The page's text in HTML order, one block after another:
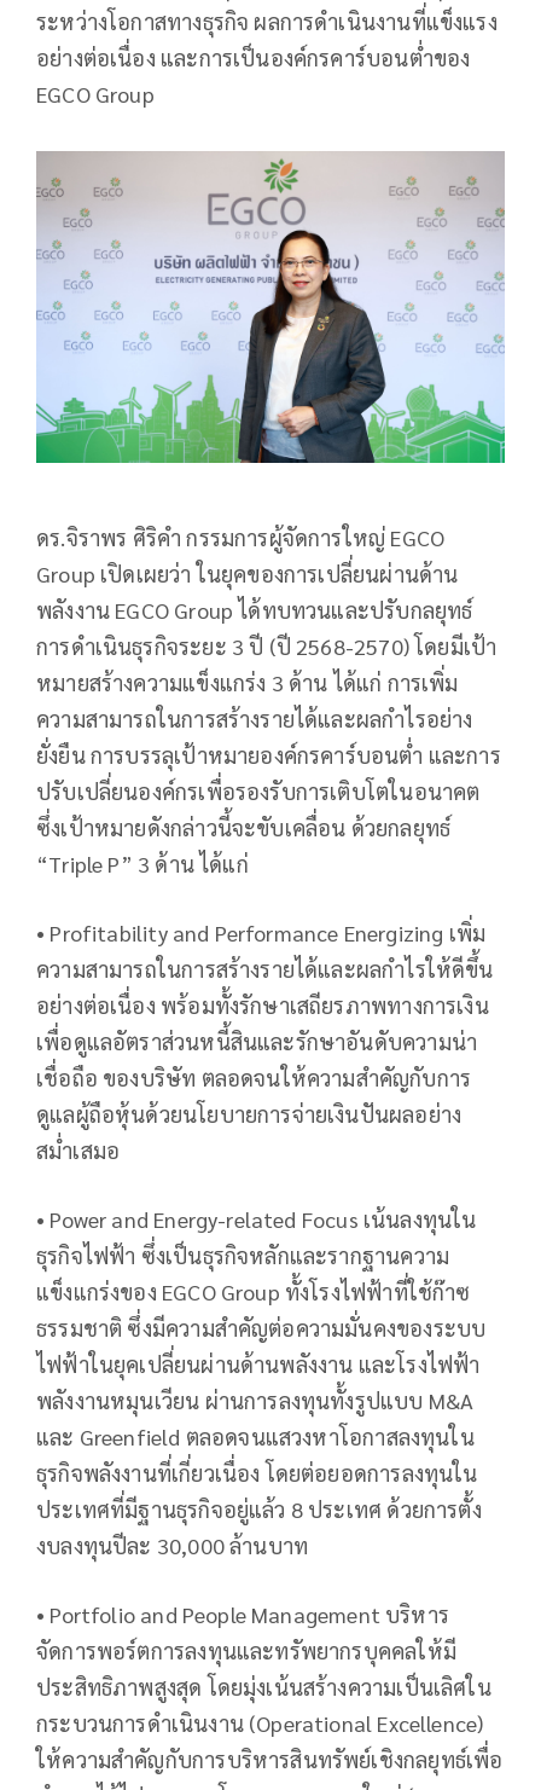
ระหว่างโอกาสทางธุรกิจ ผลการดำเนินงานที่แข็งแรง
อย่างต่อเนื่อง และการเป็นองค์กรคาร์บอนต่ำของ
EGCO Group
ดร.จิราพร ศิริคำ กรรมการผู้จัดการใหญ่ EGCO
Group เปิดเผยว่า ในยุคของการเปลี่ยนผ่านด้าน
พลังงาน EGCO Group ได้ทบทวนและปรับกลยุทธ์
การดำเนินธุรกิจระยะ 3 ปี (ปี 2568-2570) โดยมีเป้า
หมายสร้างความแข็งแกร่ง 3 ด้าน ได้แก่ การเพิ่ม
ความสามารถในการสร้างรายได้และผลกำไรอย่าง
ยั่งยืน การบรรลุเป้าหมายองค์กรคาร์บอนต่ำ และการ
ปรับเปลี่ยนองค์กรเพื่อรองรับการเติบโตในอนาคต
ซึ่งเป้าหมายดังกล่าวนี้จะขับเคลื่อน ด้วยกลยุทธ์
“Triple P” 3 ด้าน ได้แก่
• Profitability and Performance Energizing เพิ่ม
ความสามารถในการสร้างรายได้และผลกำไรให้ดีขึ้น
อย่างต่อเนื่อง พร้อมทั้งรักษาเสถียรภาพทางการเงิน
เพื่อดูแลอัตราส่วนหนี้สินและรักษาอันดับความน่า
เชื่อถือ ของบริษัท ตลอดจนให้ความสำคัญกับการ
ดูแลผู้ถือหุ้นด้วยนโยบายการจ่ายเงินปันผลอย่าง
สม่ำเสมอ
• Power and Energy-related Focus เน้นลงทุนใน
ธุรกิจไฟฟ้า ซึ่งเป็นธุรกิจหลักและรากฐานความ
แข็งแกร่งของ EGCO Group ทั้งโรงไฟฟ้าที่ใช้ก๊าซ
ธรรมชาติ ซึ่งมีความสำคัญต่อความมั่นคงของระบบ
ไฟฟ้าในยุคเปลี่ยนผ่านด้านพลังงาน และโรงไฟฟ้า
พลังงานหมุนเวียน ผ่านการลงทุนทั้งรูปแบบ M&A
และ Greenfield ตลอดจนแสวงหาโอกาสลงทุนใน
ธุรกิจพลังงานที่เกี่ยวเนื่อง โดยต่อยอดการลงทุนใน
ประเทศที่มีฐานธุรกิจอยู่แล้ว 8 ประเทศ ด้วยการตั้ง
งบลงทุนปีละ 30,000 ล้านบาท
• Portfolio and People Management บริหาร
จัดการพอร์ตการลงทุนและทรัพยากรบุคคลให้มี
ประสิทธิภาพสูงสุด โดยมุ่งเน้นสร้างความเป็นเลิศใน
กระบวนการดำเนินงาน (Operational Excellence)
ให้ความสำคัญกับการบริหารสินทรัพย์เชิงกลยุทธ์เพื่อ